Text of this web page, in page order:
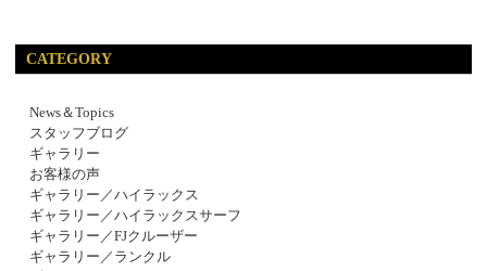
CATEGORY
News＆Topics
スタッフブログ
ギャラリー
お客様の声
ギャラリー／ハイラックス
ギャラリー／ハイラックスサーフ
ギャラリー／FJクルーザー
ギャラリー／ランクル